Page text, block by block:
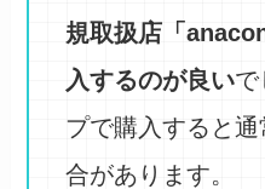
規取扱店「
入するのが良いで
プで購入すると
合があります。